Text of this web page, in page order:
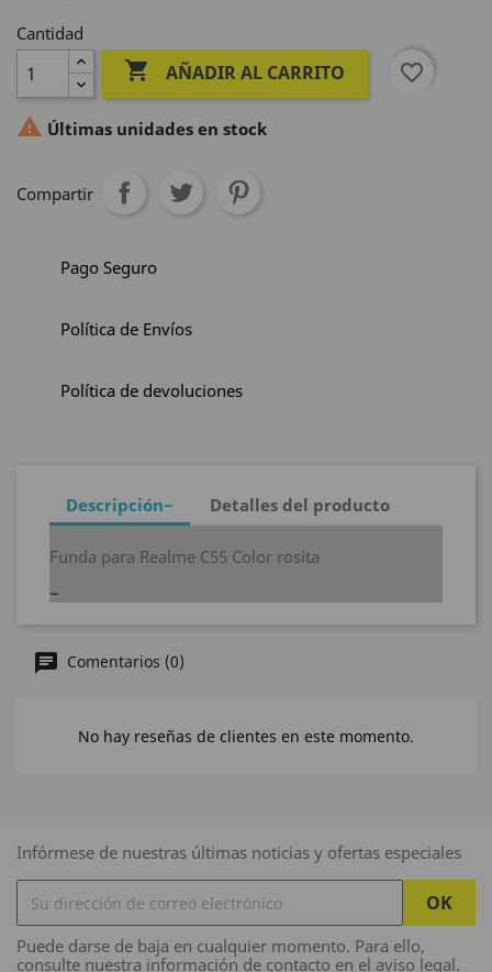
Cantidad
 AÑADIR AL CARRITO favorite_border
 Últimas unidades en stock
Compartir
Pago Seguro
Política de Envíos
Política de devoluciones
Descripción Detalles del producto
Funda para Realme C55 Color rosita
Comentarios (0)
No hay reseñas de clientes en este momento.
Infórmese de nuestras últimas noticias y ofertas especiales
Puede darse de baja en cualquier momento. Para ello,
consulte nuestra información de contacto en el aviso legal.